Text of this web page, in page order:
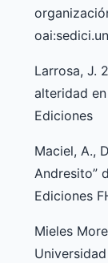
Larrosa, J.
alteridad
Ediciones
Maciel, A.,
Andresito”
Ediciones
Mieles